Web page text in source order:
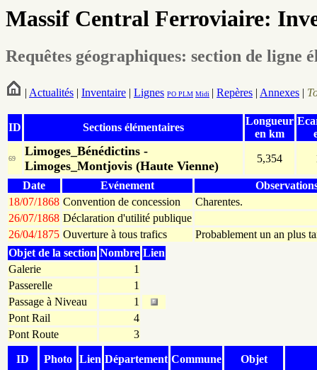
Massif Central Ferroviaire:
Requêtes géographiques: section de ligne
| Actualités | Inventaire | Lignes PO PLM Midi | Repères | Annexes |
ID Sections élémentaires
Longueur
en km
69
Limoges_Bénédictins -
Limoges_Montjovis (Haute Vienne)
5,354
Date Evénement
18/07/1868 Convention de concession
Charentes.
26/07/1868 Déclaration d'utilité publique
26/04/1875 Ouverture à tous trafics
Probablement un an plus
Objet de la section Nombre Lien
Galerie
1
Passerelle
1
Passage à Niveau
1
Pont Rail
4
Pont Route
3
ID Photo Lien Département Commune Objet